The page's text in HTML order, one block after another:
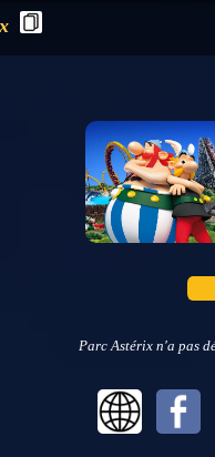
Parc Astérix n'a pas